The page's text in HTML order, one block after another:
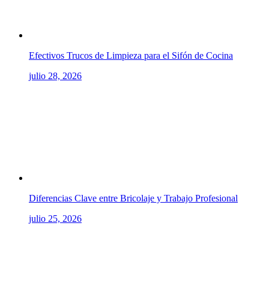
Efectivos Trucos de Limpieza para el Sifón de Cocina
julio 28, 2026
Diferencias Clave entre Bricolaje y Trabajo Profesional
julio 25, 2026